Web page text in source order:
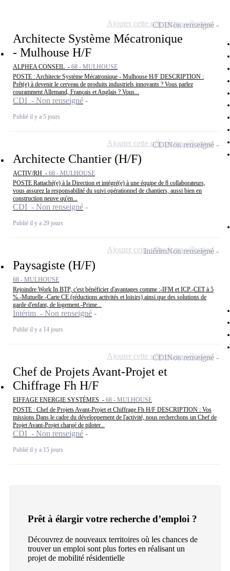
Architecte Système Mécatronique
- Mulhouse H/F
ALPHEA CONSEIL - 68 - MULHOUSE
POSTE : Architecte Système Mécatronique - Mulhouse H/F DESCRIPTION :
Prêt(e) à devenir le cerveau de produits industriels innovants ? Vous parlez
couramment Allemand, Français et Anglais ? Vous...
CDI - Non renseigné
Publié il y a 5 jours
CDINon renseigné
Ajouter cette offre à ma sélection
Architecte Chantier (H/F)
ACTIV/RH - 68 - MULHOUSE
POSTE Rattaché(e) à la Direction et intégré(e) à une équipe de 8 collaborateurs,
vous assurez la responsabilité du suivi opérationnel de chantiers, aussi bien en
construction neuve qu'en...
CDI - Non renseigné
Publié il y a 29 jours
CDINon renseigné
Ajouter cette offre à ma sélection
Paysagiste (H/F)
68 - MULHOUSE
Rejoindre Work In BTP, c'est bénéficier d'avantages comme :-IFM et ICP.-CET à 5
%.-Mutuelle.-Carte CE (réductions activités et loisirs) ainsi que des solutions de
garde d'enfant, de logement.-Prime...
Intérim - Non renseigné
Publié il y a 14 jours
IntérimNon renseigné
Ajouter cette offre à ma sélection
Chef de Projets Avant-Projet et
Chiffrage Fh H/F
EIFFAGE ENERGIE SYSTÈMES - 68 - MULHOUSE
POSTE : Chef de Projets Avant-Projet et Chiffrage Fh H/F DESCRIPTION : Vos
missions Dans le cadre du développement de l'activité, nous recherchons un Chef de
Projet Avant-Projet chargé de piloter...
CDI - Non renseigné
Publié il y a 15 jours
CDINon renseigné
Ajouter cette offre à ma sélection
Prêt à élargir votre recherche d’emploi ?
Découvrez de nouveaux territoires où les chances de
trouver un emploi sont plus fortes en réalisant un
projet de mobilité résidentielle